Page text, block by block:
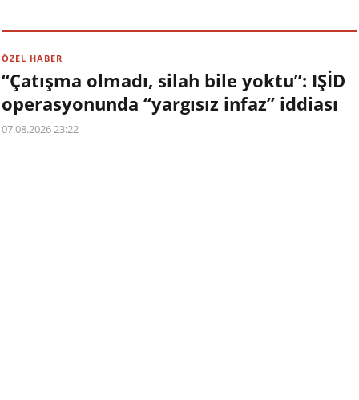
ÖZEL HABER
“Çatışma olmadı, silah bile yoktu”: IŞİD
operasyonunda “yargısız infaz” iddiası
07.08.2026 23:22